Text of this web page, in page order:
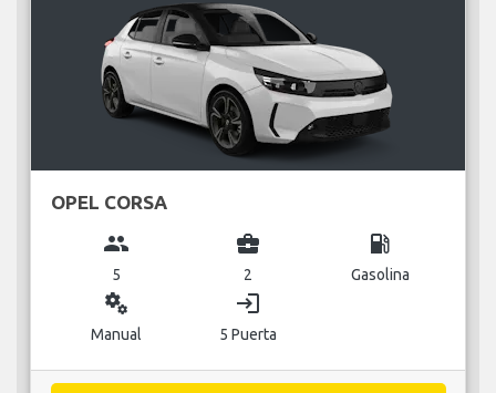
OPEL CORSA
group
5
business_center
2
local_gas_station
Gasolina
miscellaneous_services
Manual
login
5 Puerta